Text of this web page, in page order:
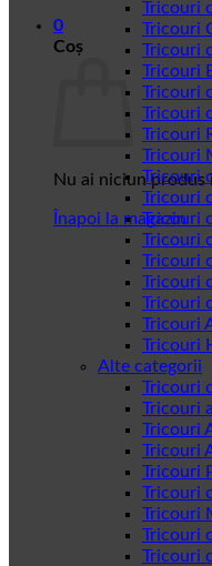
0
Coș
Nu ai niciun produs
Înapoi la magazin
Tricouri
Tricouri
Tricouri
Tricouri
Tricouri
Tricouri
Tricouri
Tricouri
Tricouri
Tricouri
Tricouri
Tricouri
Tricouri
Tricouri
Tricouri
Tricouri
Tricouri
Alte categorii
Tricouri
Tricouri
Tricouri
Tricouri
Tricouri
Tricouri
Tricouri
Tricouri
Tricouri